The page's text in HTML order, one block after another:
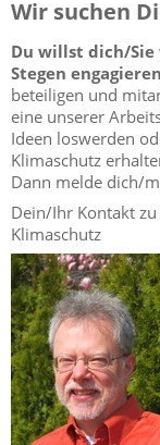
Wir suchen
Du willst dich/
Stegen
beteiligen und
eine unserer
Ideen loswerden
Klimaschutz
Dann melde dich/
Dein/Ihr Kontakt
Klimaschutz